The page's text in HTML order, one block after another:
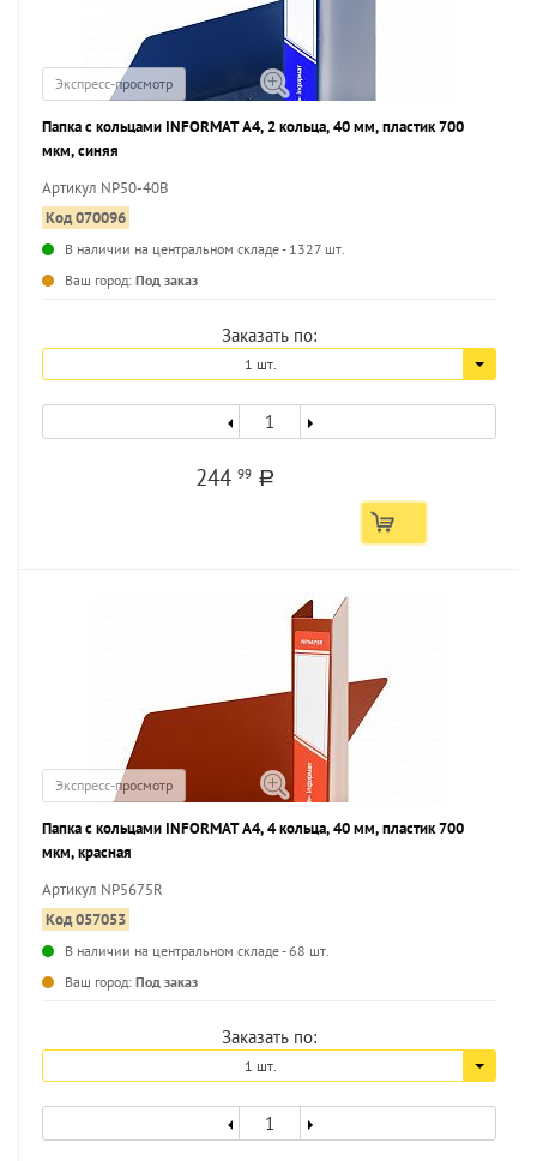
Экспресс-просмотр
Папка с кольцами INFORMAT А4, 2 кольца, 40 мм, пластик 700
мкм, синяя
Артикул NP50-40B
Код 070096
В наличии на центральном складе - 1327 шт.
Ваш город: Под заказ
Заказать по:
1 шт.
24499 a
Экспресс-просмотр
Папка с кольцами INFORMAT А4, 4 кольца, 40 мм, пластик 700
мкм, красная
Артикул NP5675R
Код 057053
В наличии на центральном складе - 68 шт.
Ваш город: Под заказ
Заказать по:
1 шт.